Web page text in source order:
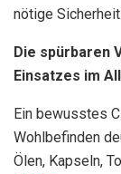
nötige Sicherheit.
Die spürbaren
Einsatzes im
Ein bewusstes
Wohlbefinden
Ölen, Kapseln,